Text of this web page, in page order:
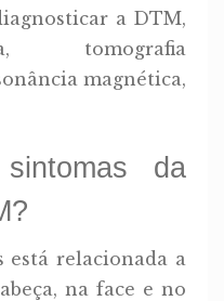
a DTM,
tomografia
magnética,
da
está relacionada a
na face e no